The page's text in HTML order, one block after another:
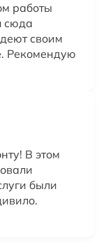
работы
сюда
своим
Рекомендую
В этом
были